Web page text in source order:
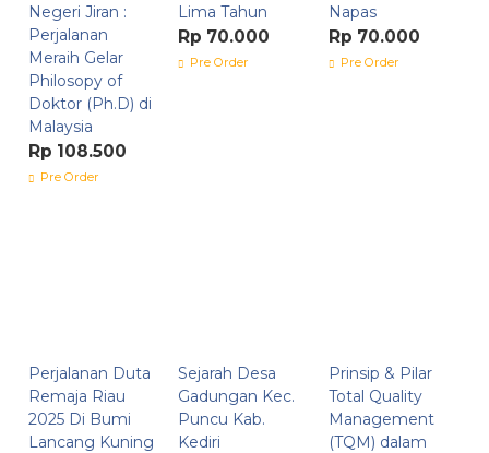
Negeri Jiran :
Perjalanan
Meraih Gelar
Philosopy of
Doktor (Ph.D) di
Malaysia
Rp 108.500
Pre Order
Lima Tahun
Rp 70.000
Pre Order
Napas
Rp 70.000
Pre Order
Perjalanan Duta
Remaja Riau
2025 Di Bumi
Lancang Kuning
Sejarah Desa
Gadungan Kec.
Puncu Kab.
Kediri
Prinsip & Pilar
Total Quality
Management
(TQM) dalam